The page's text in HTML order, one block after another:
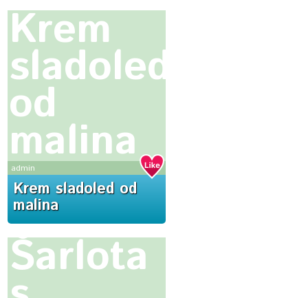
Krem
sladoled
od
malina
admin
Krem sladoled od
malina
Šarlota